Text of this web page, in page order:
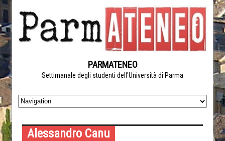
PARMATENEO
Settimanale degli studenti dell'Università di Parma
Alessandro Canu